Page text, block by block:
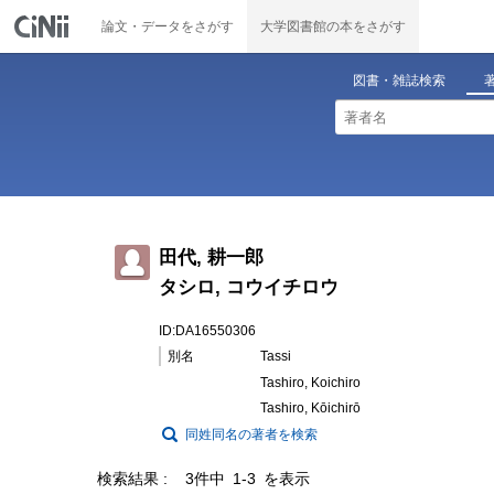
論文・データをさがす 大学図書館の本をさがす
図書・雑誌検索
田代, 耕一郎
タシロ, コウイチロウ
ID:DA16550306
別名
Tassi
Tashiro, Koichiro
Tashiro, Kōichirō
同姓同名の著者を検索
検索結果 3件中 1-3 を表示